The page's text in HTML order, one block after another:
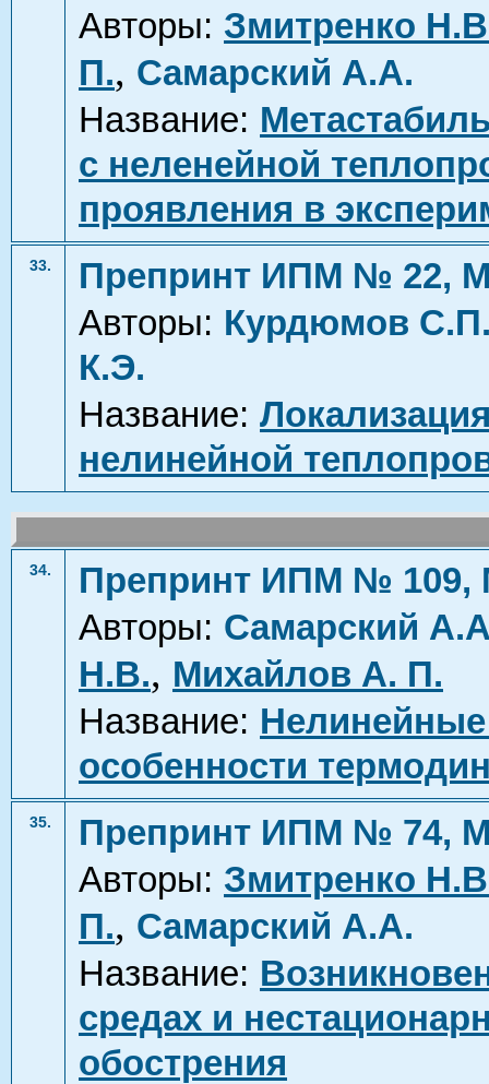
Авторы: Змитренко
П., Самарский А.А.
Название:
с неленейной
проявления в
33.
Препринт ИПМ № 22,
Авторы: Курдюмов
К.Э.
Название:
нелинейной
34.
Препринт ИПМ № 109,
Авторы: Самарский
Н.В., Михайлов А. П.
Название:
особенности
35.
Препринт ИПМ № 74,
Авторы: Змитренко
П., Самарский А.А.
Название:
средах и
обострения